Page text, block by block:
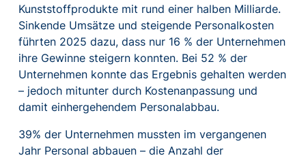
Kunststoffprodukte mit rund einer halben Milliarde.
Sinkende Umsätze und steigende Personalkosten
führten 2025 dazu, dass nur 16 % der Unternehmen
ihre Gewinne steigern konnten. Bei 52 % der
Unternehmen konnte das Ergebnis gehalten werden
– jedoch mitunter durch Kostenanpassung und
damit einhergehendem Personalabbau.
39% der Unternehmen mussten im vergangenen
Jahr Personal abbauen – die Anzahl der